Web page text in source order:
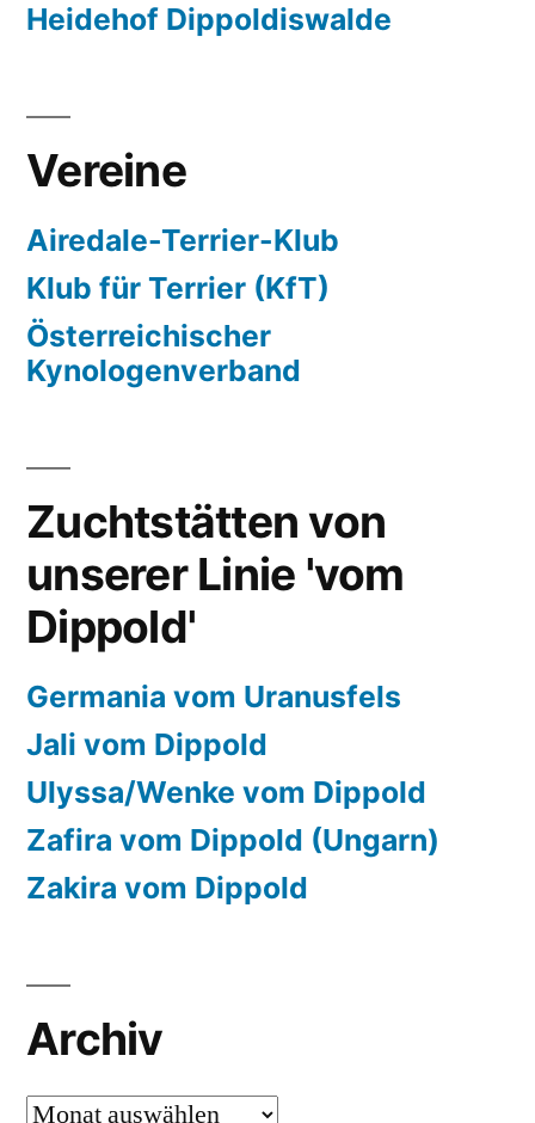
Heidehof Dippoldiswalde
Vereine
Airedale-Terrier-Klub
Klub für Terrier (KfT)
Österreichischer
Kynologenverband
Zuchtstätten von
unserer Linie 'vom
Dippold'
Germania vom Uranusfels
Jali vom Dippold
Ulyssa/Wenke vom Dippold
Zafira vom Dippold (Ungarn)
Zakira vom Dippold
Archiv
Archiv